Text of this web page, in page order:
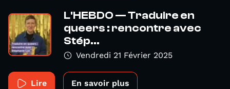
L'HEBDO — Traduire en
queers : rencontre avec
Stép...
Vendredi 21 Février 2025
Lire En savoir plus